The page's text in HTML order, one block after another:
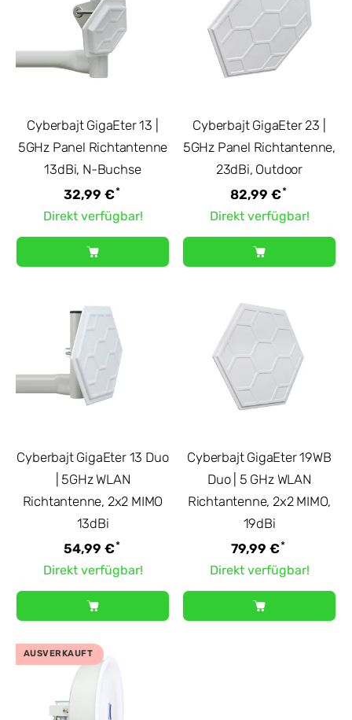
Cyberbajt GigaEter 13 |
5GHz Panel Richtantenne
13dBi, N-Buchse
32,99 €*
Direkt verfügbar!
Cyberbajt GigaEter 23 |
5GHz Panel Richtantenne,
23dBi, Outdoor
82,99 €*
Direkt verfügbar!
Cyberbajt GigaEter 13 Duo
| 5GHz WLAN
Richtantenne, 2x2 MIMO
13dBi
54,99 €*
Direkt verfügbar!
Cyberbajt GigaEter 19WB
Duo | 5 GHz WLAN
Richtantenne, 2x2 MIMO,
19dBi
79,99 €*
Direkt verfügbar!
AUSVERKAUFT